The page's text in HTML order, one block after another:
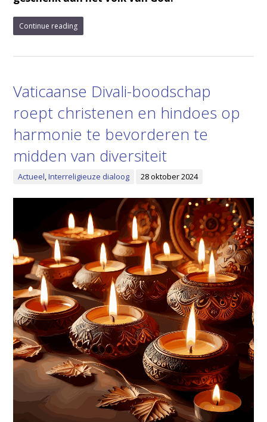
Continue reading
Vaticaanse Divali-boodschap
roept christenen en hindoes op
harmonie te bevorderen te
midden van diversiteit
Actueel,Interreligieuze dialoog 28 oktober 2024